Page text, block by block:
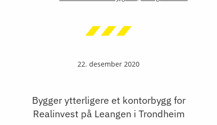
22. desember 2020
Bygger ytterligere et kontorbygg for
Realinvest på Leangen i Trondheim